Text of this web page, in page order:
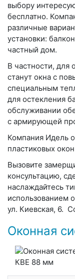
выбору
бесплатно.
различные
установки:
частный дом.
В частности, для
станут окна с
специальным
для остекления
обслуживании
с армирующей
Компания Идель
пластиковых
Вызовите
консультацию,
наслаждайтесь
использованием
ул. Киевская, 6.
Оконная